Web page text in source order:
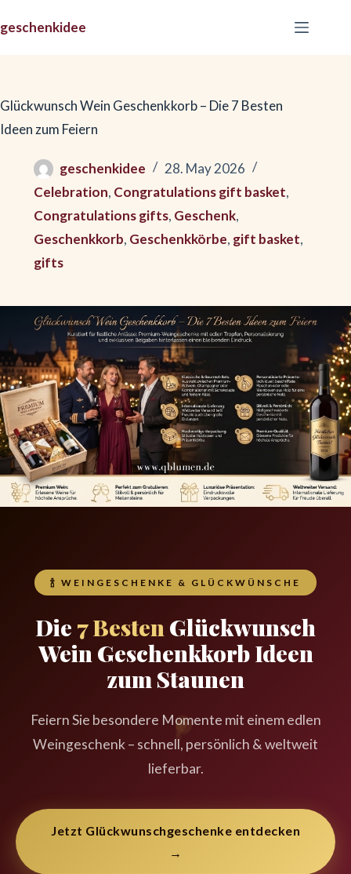
to
geschenkidee
Glückwunsch Wein Geschenkkorb – Die 7 Besten
Ideen zum Feiern
geschenkidee
28. May 2026
Celebration, Congratulations gift basket,
Congratulations gifts, Geschenk,
Geschenkkorb, Geschenkkörbe, gift basket,
gifts
🍾 WEINGESCHENKE & GLÜCKWÜNSCHE
Die 7 Besten Glückwunsch
Wein Geschenkkorb Ideen
zum Staunen
Feiern Sie besondere Momente mit einem edlen
Weingeschenk – schnell, persönlich & weltweit
lieferbar.
Jetzt Glückwunschgeschenke entdecken
→